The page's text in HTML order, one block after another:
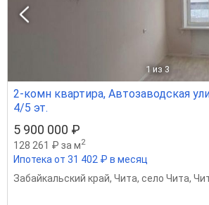
1 из 3
2-комн квартира, Автозаводская
4/5 эт.
5 900 000 ₽
128 261 ₽ за м2
Ипотека от 31 402 ₽ в месяц
Забайкальский край, Чита, село Чита,